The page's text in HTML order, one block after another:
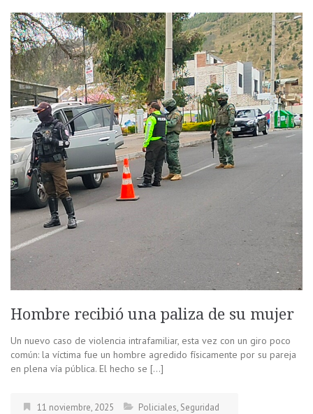
Hombre recibió una paliza de su mujer
Un nuevo caso de violencia intrafamiliar, esta vez con un giro poco
común: la víctima fue un hombre agredido físicamente por su pareja
en plena vía pública. El hecho se […]
11 noviembre, 2025 Policiales, Seguridad